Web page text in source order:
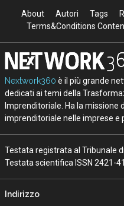
About Autori Tags
Terms&Conditions
Nextwork360 è il più grande
dedicati ai temi della
Imprenditoriale. Ha la
imprenditoriale nelle imprese e
Testata registrata al Tribunale
Testata scientifica ISSN 2421-
Indirizzo